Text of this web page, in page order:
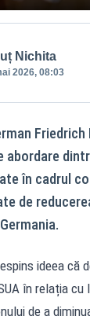
Nichita
2026, 08:03
abordare
în cadrul
de
ideea că
în relația
de a